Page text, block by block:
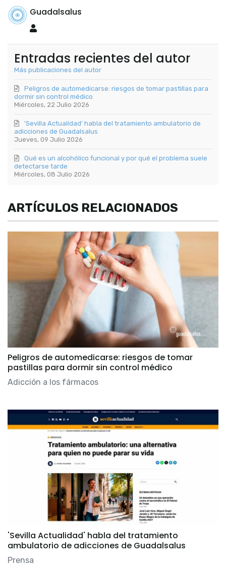
Guadalsalus
Entradas recientes del autor
Más publicaciones del autor
Miércoles, 22 Julio 2026
Peligros de automedicarse: riesgos de tomar pastillas para
dormir sin control médico
Jueves, 09 Julio 2026
'Sevilla Actualidad' habla del tratamiento ambulatorio de
adicciones de Guadalsalus
Miércoles, 08 Julio 2026
Qué es un alcohólico funcional y por qué el problema suele
detectarse tarde
ARTÍCULOS RELACIONADOS
Peligros de automedicarse: riesgos de tomar
pastillas para dormir sin control médico
Adicción a los fármacos
'Sevilla Actualidad' habla del tratamiento
ambulatorio de adicciones de Guadalsalus
Prensa